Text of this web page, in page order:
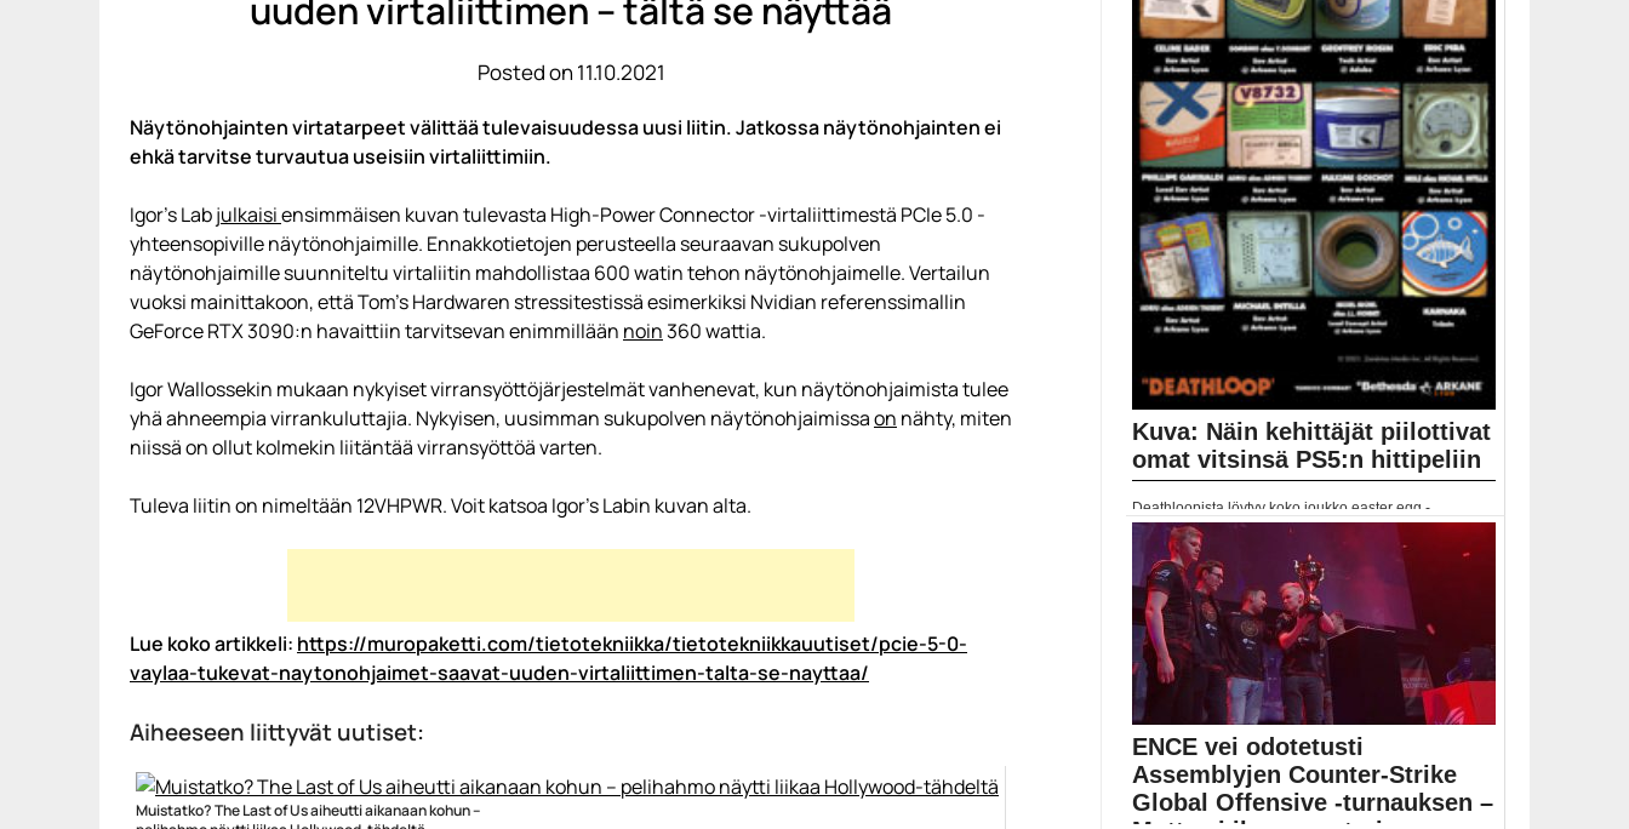
uuden virtaliittimen – tältä se näyttää
Posted on 11.10.2021
Näytönohjainten virtatarpeet välittää tulevaisuudessa uusi liitin. Jatkossa näytönohjainten ei
ehkä tarvitse turvautua useisiin virtaliittimiin.
Igor’s Labjulkaisiensimmäisen kuvan tulevasta High-Power Connector -virtaliittimestä PCIe 5.0 -
yhteensopiville näytönohjaimille. Ennakkotietojen perusteella seuraavan sukupolven
näytönohjaimille suunniteltu virtaliitin mahdollistaa 600 watin tehon näytönohjaimelle. Vertailun
vuoksi mainittakoon, että Tom’s Hardwaren stressitestissä esimerkiksi Nvidian referenssimallin
GeForce RTX 3090:n havaittiin tarvitsevan enimmillään noin360 wattia.
Igor Wallossekin mukaan nykyiset virransyöttöjärjestelmät vanhenevat, kun näytönohjaimista tulee
yhä ahneempia virrankuluttajia. Nykyisen, uusimman sukupolven näytönohjaimissaon nähty, miten
niissä on ollut kolmekin liitäntää virransyöttöä varten.
Tuleva liitin on nimeltään 12VHPWR. Voit katsoa Igor’s Labin kuvan alta.
Lue koko artikkeli: https://muropaketti.com/tietotekniikka/tietotekniikkauutiset/pcie-5-0-
vaylaa-tukevat-naytonohjaimet-saavat-uuden-virtaliittimen-talta-se-nayttaa/
Aiheeseen liittyvät uutiset:
Muistatko? The Last of Us aiheutti aikanaan kohun –
Kuva: Näin kehittäjät piilottivat
omat vitsinsä PS5:n hittipeliin
Deathloopista löytyy koko joukko easter egg -
salaisuuksia, jotka...
Deathloop
ENCE vei odotetusti
Assemblyjen Counter-Strike
Global Offensive -turnauksen –